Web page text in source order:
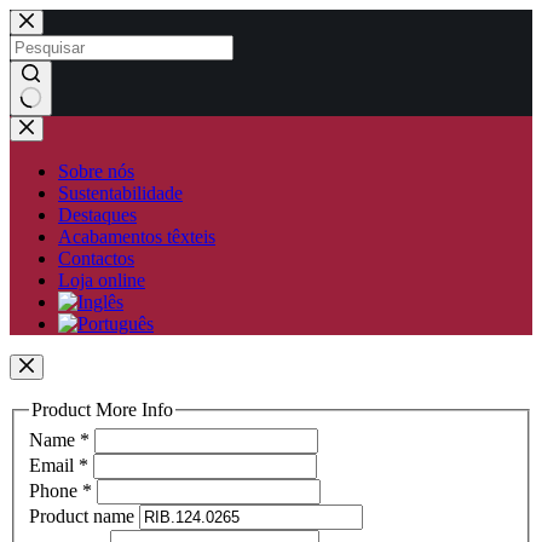
Pular
para
o
conteúdo
Sem
resultados
Sobre nós
Sustentabilidade
Destaques
Acabamentos têxteis
Contactos
Loja online
Product More Info
Name *
Email *
Phone *
Product name